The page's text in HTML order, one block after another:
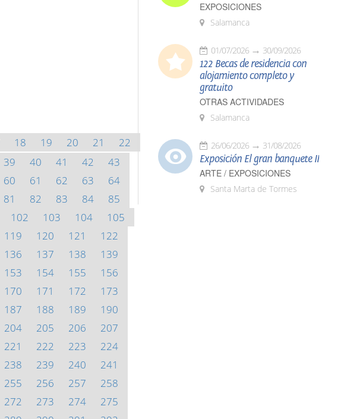
18 19 20 21
22
39 40 41 42
43
60 61 62 63
64
81 82 83 84
85
102 103 104
105
119 120 121
122
136 137 138
139
153 154 155
156
170 171 172
173
187 188 189
190
204 205 206
207
221 222 223
224
238 239 240
241
255 256 257
258
272 273 274
275
EXPOSICIONES
Salamanca
01/07/2026 30/09/2026
122 Becas de residencia con
alojamiento completo y
gratuito
OTRAS ACTIVIDADES
Salamanca
26/06/2026 31/08/2026
Exposición El gran banquete II
ARTE / EXPOSICIONES
Santa Marta de Tormes